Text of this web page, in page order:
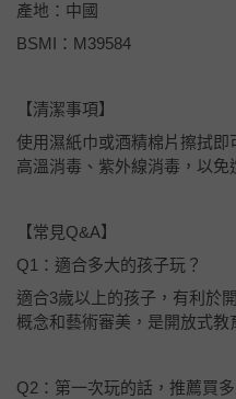
產地：中國
BSMI：M39584
【清潔事項】
使用濕紙巾或酒精棉片擦拭即
高溫消毒、紫外線消毒，以免
【常見Q&A】
Q1：適合多大的孩子玩？
適合3歲以上的孩子，有利於
概念和藝術審美，是開放式教
Q2：第一次玩的話，推薦買